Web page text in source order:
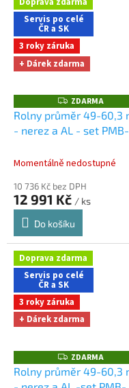
Servis po celé
ČR a SK
3 roky záruka
+ Dárek zdarma
Z
D
A
R
ZDARMA
Rolny průměr 49-60,3 mm
- nerez a AL - set PMB-
zdarma při nákupu na e-
Momentálně nedostupné
10 736 Kč bez DPH
12 991 Kč / ks
Do košíku
Doprava zdarma
Servis po celé
ČR a SK
3 roky záruka
+ Dárek zdarma
Z
D
A
R
ZDARMA
Rolny průměr 49-60,3 mm